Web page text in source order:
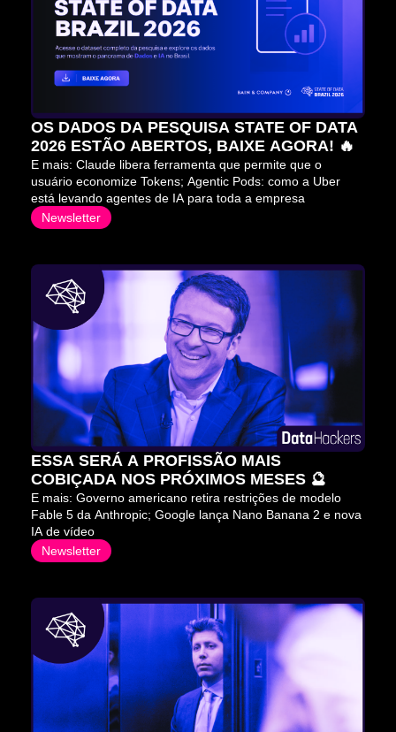
OS DADOS DA PESQUISA STATE OF DATA
2026 ESTÃO ABERTOS, BAIXE AGORA! 🔥
E mais: Claude libera ferramenta que permite que o
usuário economize Tokens; Agentic Pods: como a Uber
está levando agentes de IA para toda a empresa
Newsletter
ESSA SERÁ A PROFISSÃO MAIS
COBIÇADA NOS PRÓXIMOS MESES 🔮
E mais: Governo americano retira restrições de modelo
Fable 5 da Anthropic; Google lança Nano Banana 2 e nova
IA de vídeo
Newsletter